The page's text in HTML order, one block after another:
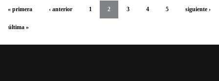
« primera ‹ anterior 1 2 3 4 5 siguiente ›
última »